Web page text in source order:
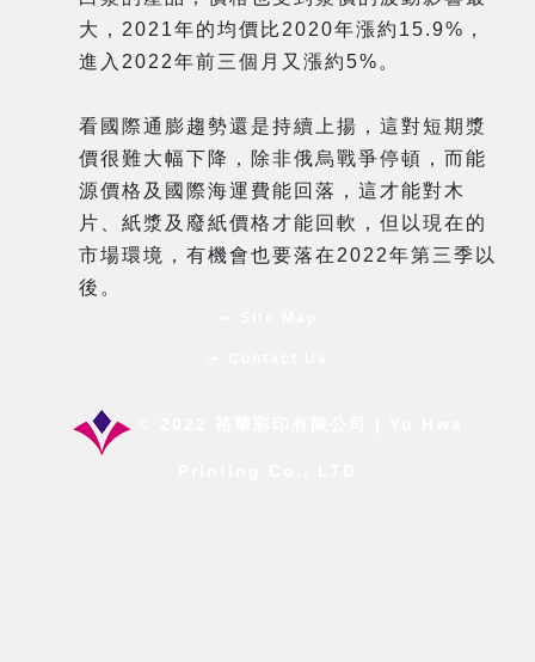
大，2021年的均價比2020年漲約15.9%，
進入2022年前三個月又漲約5%。
看國際通膨趨勢還是持續上揚，這對短期漿
價很難大幅下降，除非俄烏戰爭停頓，而能
源價格及國際海運費能回落，這才能對木
片、紙漿及廢紙價格才能回軟，但以現在的
市場環境，有機會也要落在2022年第三季以
後。
© 2022 裕華彩印有限公司 | Yu Hwa